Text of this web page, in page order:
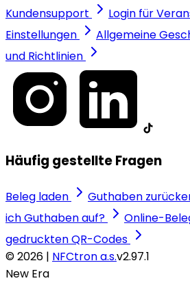
Kundensupport Login für
Einstellungen
Allgemeine
und Richtlinien
Häufig gestellte Fragen
Beleg laden Guthaben
ich Guthaben auf?
Online-
gedruckten QR-Codes
© 2026 | NFCtron a.s.v2.97.1
New Era